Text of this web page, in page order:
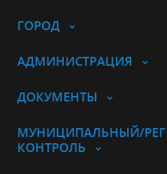
ГОРОД
АДМИНИСТРАЦИЯ
ДОКУМЕНТЫ
МУНИЦИПАЛЬНЫЙ/
КОНТРОЛЬ